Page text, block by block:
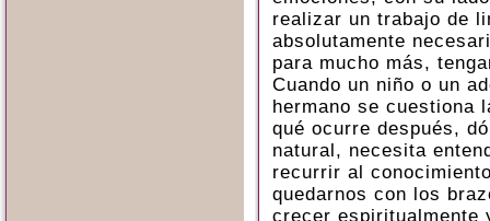
realizar un trabajo de
absolutamente
para mucho más,
Cuando un niño o un
hermano se cuestiona
qué ocurre después,
natural, necesita
recurrir al
quedarnos con los
crecer espiritualmente